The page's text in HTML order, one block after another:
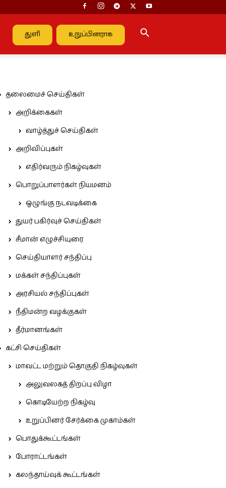
துளி உறுப்பினராக
தலைமைச் செய்திகள்
அறிக்கைகள்
வாழ்த்துச் செய்திகள்
அறிவிப்புகள்
எதிர்வரும் நிகழ்வுகள்
பொறுப்பாளர்கள் நியமனம்
ஒழுங்கு நடவடிக்கை
துயர் பகிர்வுச் செய்திகள்
சீமான் எழுச்சியுரை
செய்தியாளர் சந்திப்பு
மக்கள் சந்திப்புகள்
அரசியல் சந்திப்புகள்
நீதிமன்ற வழக்குகள்
தீர்மானங்கள்
கட்சி செய்திகள்
மாவட்ட மற்றும் தொகுதி நிகழ்வுகள்
அலுவலகத் திறப்பு விழா
கொடியேற்ற நிகழ்வு
உறுப்பினர் சேர்க்கை முகாம்கள்
பொதுக்கூட்டங்கள்
போராட்டங்கள்
கலந்தாய்வுக் கூட்டங்கள்